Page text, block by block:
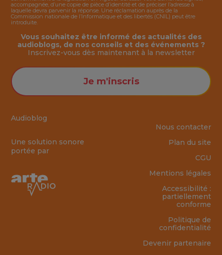
accompagnée, d’une copie de pièce d’identité et de préciser l’adresse à
laquelle devra parvenir la réponse. Une réclamation auprès de la
Commission nationale de l’Informatique et des libertés (CNIL) peut être
introduite.
Audioblog
Une solution sonore
portée par
Vous souhaitez être informé des actualités des
audioblogs, de nos conseils et des événements ?
Inscrivez-vous dès maintenant à la newsletter
Je m'inscris
Nous contacter
Plan du site
CGU
Mentions légales
Accessibilité :
partiellement
conforme
Politique de
confidentialité
Devenir partenaire